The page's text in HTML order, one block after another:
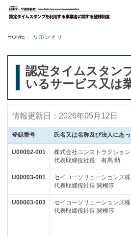
HOME リポジトリ
認定タイムスタン
いるサービス又は
情報更新日：2026年05月12日
登録番号 氏名又は名称及び法人にあ
U00002-001
株式会社コンストラクショ
代表取締役社長 有馬 勲
U00003-001
セイコーソリューションズ
代表取締役社長 関根淳
U00003-003
セイコーソリューションズ
代表取締役社長 関根淳